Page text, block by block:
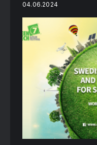
04.06.2024